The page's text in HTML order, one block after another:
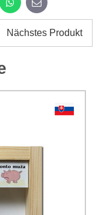
angegebenen
Absendung
WhatsApp
E-
mail
Nächstes Produkt